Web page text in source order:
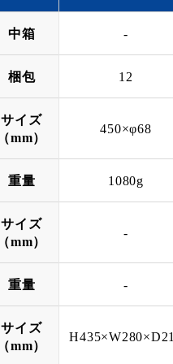
中箱 -
梱包 12
サイズ
（mm）
450×φ68
重量 1080g
サイズ
（mm）
-
重量 -
サイズ
（mm）